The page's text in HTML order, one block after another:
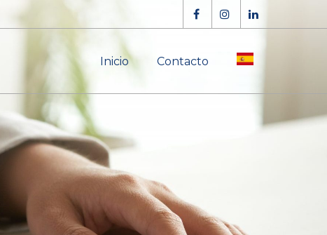
Inicio Contacto